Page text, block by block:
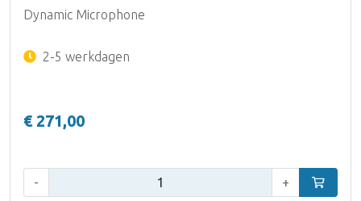
Dynamic Microphone
2-5 werkdagen
€ 271,00
- + In